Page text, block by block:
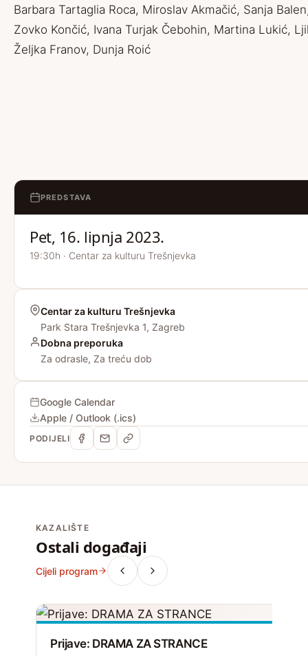
Barbara Tartaglia Roca, Miroslav Akmačić, Sanja
Zovko Končić, Ivana Turjak Čebohin, Martina Lukić,
Željka Franov, Dunja Roić
PREDSTAVA
Pet, 16. lipnja 2023.
19:30h · Centar za kulturu Trešnjevka
Centar za kulturu Trešnjevka
Park Stara Trešnjevka 1, Zagreb
Dobna preporuka
Za odrasle, Za treću dob
Google Calendar
Apple / Outlook (.ics)
PODIJELI
KAZALIŠTE
Ostali događaji
Cijeli program
Prijave: DRAMA ZA STRANCE